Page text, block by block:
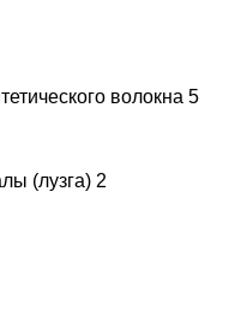
волокна 5
(лузга) 2